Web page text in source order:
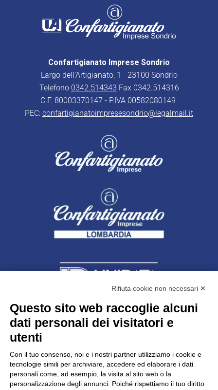
Confartigianato Imprese Sondrio
Largo dell’Artigianato, 1 - 23100 Sondrio
Telefono 0342.514343 Fax 0342.514316
C.F. 80003370147 - P.IVA 00582080149
PEC: confartigianatoimpresesondrio@legalmail.it
Unidata s.r.lcon unico socio
Largo dell’Artigianato, 1 - 23100 Sondrio
C.F. 00481790145 - N.REA SO-36426
PEC: unidata.sondrio@legalmail.it
Cap. soc. euro 100.000,00 i.v.
Rifiuta cookie non necessari ✕
Questo sito web raccoglie alcuni
dati personali dei visitatori e
utenti
Con il tuo consenso, noi e i nostri partner utilizziamo i cookie e
tecnologie simili per archiviare, accedere ed elaborare i dati
personali come, ad esempio, la visita al sito web o la
personalizzazione degli annunci. Poiché rispettiamo il tuo diritto